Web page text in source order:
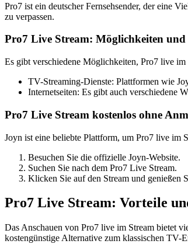
Pro7 ist ein deutscher Fernsehsender, der eine
zu verpassen.
Pro7 Live Stream: Möglichkeiten
Es gibt verschiedene Möglichkeiten, Pro7 live
TV-Streaming-Dienste: Plattformen wie
Internetseiten: Es gibt auch verschiedene
Pro7 Live Stream kostenlos ohne
Joyn ist eine beliebte Plattform, um Pro7 live im
Besuchen Sie die offizielle Joyn-Website.
Suchen Sie nach dem Pro7 Live Stream.
Klicken Sie auf den Stream und genießen
Pro7 Live Stream: Vorteile
Das Anschauen von Pro7 live im Stream bietet
kostengünstige Alternative zum klassischen TV-